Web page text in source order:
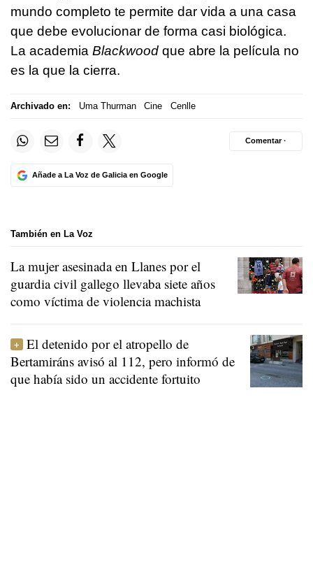
mundo completo te permite dar vida a una casa
que debe evolucionar de forma casi biológica.
La academia Blackwood que abre la película no
es la que la cierra.
Archivado en: Uma Thurman Cine Cenlle
Añade a La Voz de Galicia en Google
Comentar ·
También en La Voz
La mujer asesinada en Llanes por el
guardia civil gallego llevaba siete años
como víctima de violencia machista
El detenido por el atropello de
Bertamiráns avisó al 112, pero informó de
que había sido un accidente fortuito